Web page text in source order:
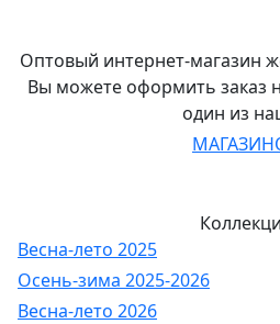
Оптовый интернет-магазин
Вы можете оформить заказ
один из
Весна-лето 2025
Осень-зима 2025-2026
Весна-лето 2026